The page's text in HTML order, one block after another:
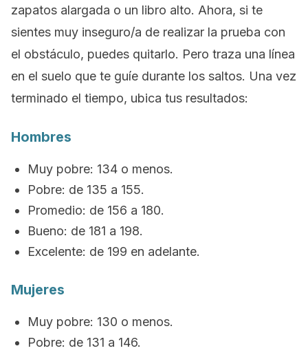
zapatos alargada o un libro alto. Ahora, si te
sientes muy inseguro/a de realizar la prueba con
el obstáculo, puedes quitarlo. Pero traza una línea
en el suelo que te guíe durante los saltos. Una vez
terminado el tiempo, ubica tus resultados:
Hombres
Muy pobre: 134 o menos.
Pobre: de 135 a 155.
Promedio: de 156 a 180.
Bueno: de 181 a 198.
Excelente: de 199 en adelante.
Mujeres
Muy pobre: 130 o menos.
Pobre: de 131 a 146.